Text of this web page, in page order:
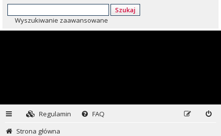
Szukaj
Wyszukiwanie zaawansowane
Regulamin
FAQ
Strona główna